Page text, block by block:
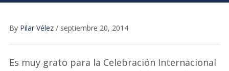
By Pilar Vélez/ septiembre 20, 2014
Es muy grato para la Celebración Internacional